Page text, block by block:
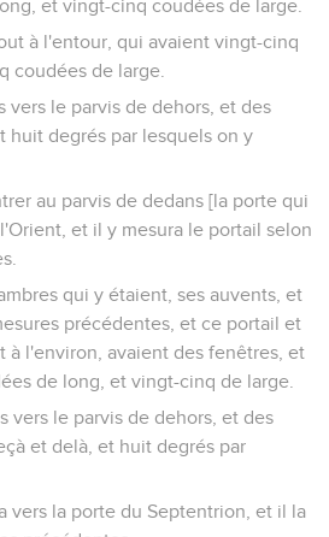
et vingt-cinq coudées de large.
à l'entour, qui avaient vingt-cinq
coudées de large.
vers le parvis de dehors, et des
huit degrés par lesquels on y
au parvis de dedans [la porte qui
et il y mesura le portail selon
qui y étaient, ses auvents, et
précédentes, et ce portail et
à l'environ, avaient des fenêtres, et
de long, et vingt-cinq de large.
vers le parvis de dehors, et des
et delà, et huit degrés par
vers la porte du Septentrion, et il la